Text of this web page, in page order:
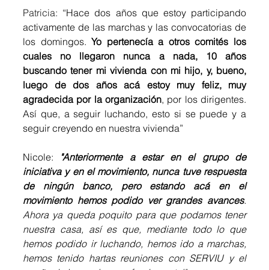
Patricia: “Hace dos años que estoy participando
activamente de las marchas y las convocatorias de
los domingos. Yo pertenecía a otros comités los
cuales no llegaron nunca a nada, 10 años
buscando tener mi vivienda con mi hijo, y, bueno,
luego de dos años acá estoy muy feliz, muy
agradecida por la organización, por los dirigentes.
Así que, a seguir luchando, esto si se puede y a
seguir creyendo en nuestra vivienda”
Nicole:
"Anteriormente a estar en el grupo de
iniciativa y en el movimiento, nunca tuve respuesta
de ningún banco, pero estando acá en el
movimiento hemos podido ver grandes avances.
Ahora ya queda poquito para que podamos tener
nuestra casa, así es que, mediante todo lo que
hemos podido ir luchando, hemos ido a marchas,
hemos tenido hartas reuniones con SERVIU y el